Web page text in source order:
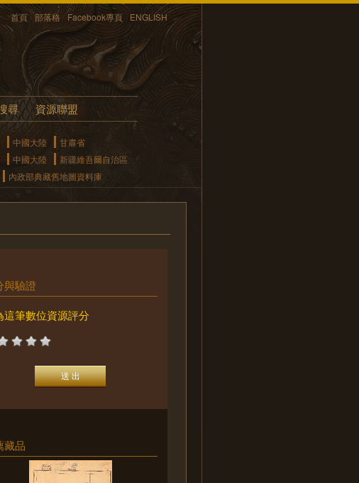
首頁 部落格 Facebook專頁 ENGLISH
尋 資源聯盟
中國大陸
甘肅省
中國大陸
新疆維吾爾自治區
內政部典藏舊地圖資料庫
與驗證
這筆數位資源評分
藏品